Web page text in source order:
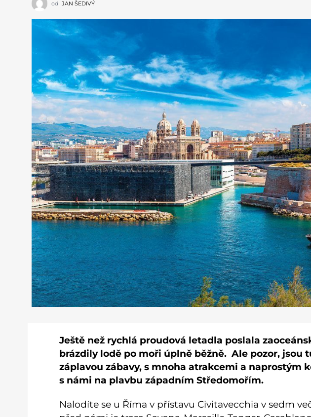
od JAN ŠEDIVÝ
Ještě než rychlá proudová letadla poslala
brázdily lodě po moři úplně běžně. Ale pozor, jsou
záplavou zábavy, s mnoha atrakcemi a naprostým
s námi na plavbu západním Středomořím.
Nalodíte se u Říma v přístavu Civitavecchia v sedm